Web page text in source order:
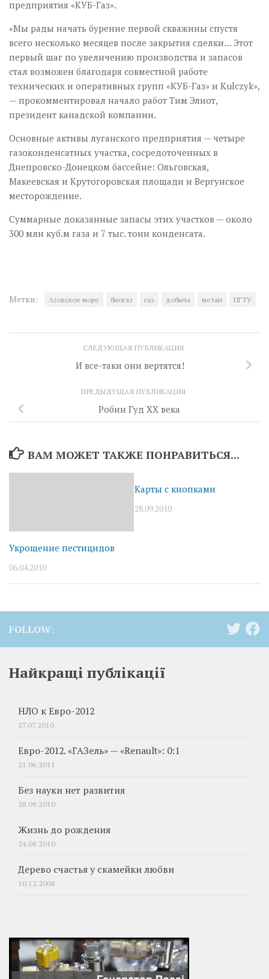
предприятия «КУБ-Газ».
«Мы рады начать бурение первой скважины спустя
всего несколько месяцев после закрытия сделки… Этот
первый шаг по увеличению производства и запасов
стал возможен благодаря совместной работе
технических и оперативных групп «КУБ-Газ» и Kulczyk»,
— прокомментировал начало работ Тим Элиот,
президент канадской компании.
Основные активы луганского предприятия — четыре
газоконденсатных участка, сосредоточенных в
Днепровско-Донецком бассейне: Ольговская,
Макеевская и Крутогоровская площади и Вергунское
месторождение.
Суммарные доказанные запасы этих участков — около
300 млн куб.м газа и 7 тыс. тонн конденсата.
Метки: Азовское море биогаз газ добыча метан ПГТУ
СЛЕДУЮЩАЯ ПУБЛИКАЦИЯ
И все-таки они вертятся!
ПРЕДЫДУЩАЯ ПУБЛИКАЦИЯ
Робин Гуд XX века
ВАМ МОЖЕТ ТАКЖЕ ПОНРАВИТЬСЯ...
Укрощение пестицидов
06.04.2010
Карты с кнопками
28.09.2010
FOLLOW:
Найкращі публікації
НЛО к Евро-2012
27.07.2010
Евро-2012. «ГАЗель» — «Renault»: 0:1
21.06.2011
Без науки нет развития
28.09.2010
Жизнь до рождения
24.08.2010
Дерево счастья у скамейки любви
10.12.2008